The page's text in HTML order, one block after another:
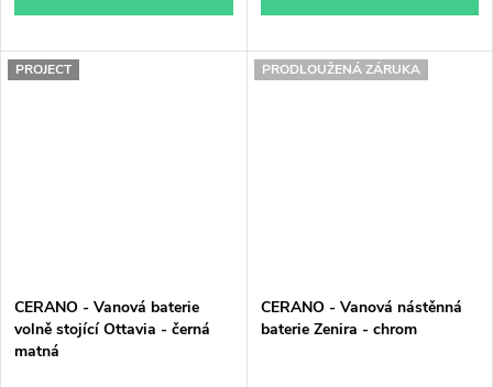
PROJECT
CERANO - Vanová baterie
volně stojící Ottavia - černá
matná
PRODLOUŽENÁ ZÁRUKA
CERANO - Vanová nástěnná
baterie Zenira - chrom